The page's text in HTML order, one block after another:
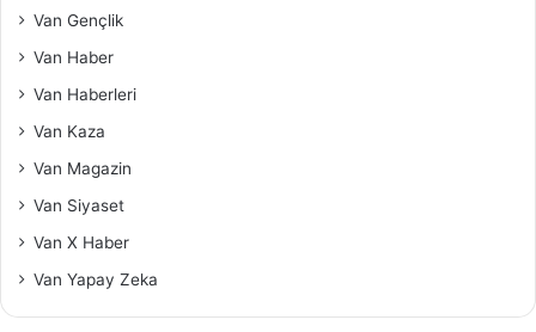
Van Gençlik
Van Haber
Van Haberleri
Van Kaza
Van Magazin
Van Siyaset
Van X Haber
Van Yapay Zeka